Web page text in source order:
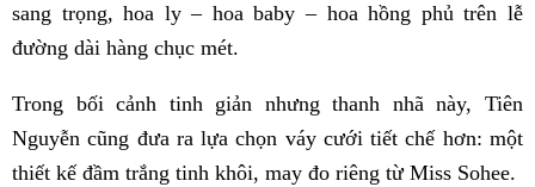
sang trọng, hoa ly – hoa baby – hoa hồng phủ trên lễ
đường dài hàng chục mét.
Trong bối cảnh tinh giản nhưng thanh nhã này, Tiên
Nguyễn cũng đưa ra lựa chọn váy cưới tiết chế hơn: một
thiết kế đầm trắng tinh khôi, may đo riêng từ Miss Sohee.